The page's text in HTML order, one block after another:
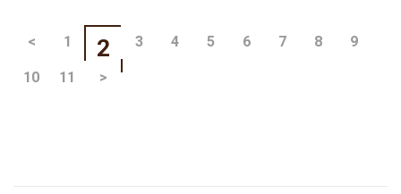
< 1 2 3 4 5 6 7 8 9
10 11 >